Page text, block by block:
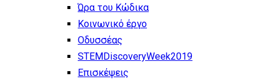
Ώρα του Κώδικα
Κοινωνικό έργο
Οδυσσέας
STEMDiscoveryWeek2019
Επισκέψεις